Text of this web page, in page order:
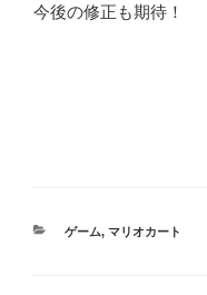
今後の修正も期待！
カ
ゲーム, マリオカート